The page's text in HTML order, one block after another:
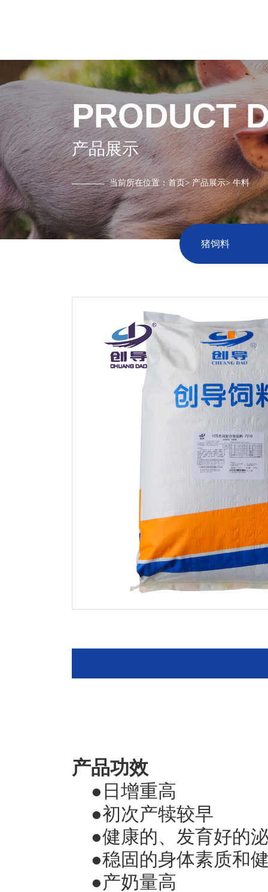
PRODUCT
产品展示
当前所在位置： 首页> 产品展示>牛料
猪饲料
产品功效
●日增重高
●初次产犊较早
●健康的、发育好的
●稳固的身体素质和
●产奶量高